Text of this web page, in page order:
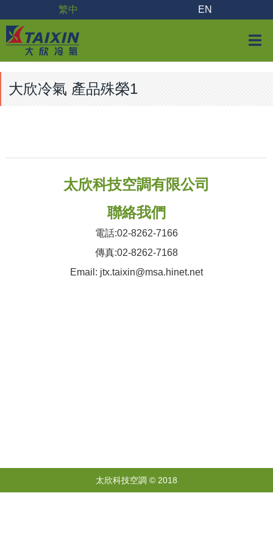
繁中 EN
大欣冷氣 產品殊榮1
太欣科技空調有限公司
聯絡我們
電話:02-8262-7166
傳真:02-8262-7168
Email: jtx.taixin@msa.hinet.net
太欣科技空調 © 2018